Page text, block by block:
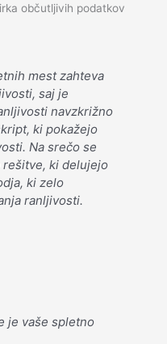
občutljivih podatkov
mest zahteva
saj je
navzkrižno
ki pokažejo
Na srečo se
rešitve, ki delujejo
ki zelo
ranljivosti.
je vaše spletno